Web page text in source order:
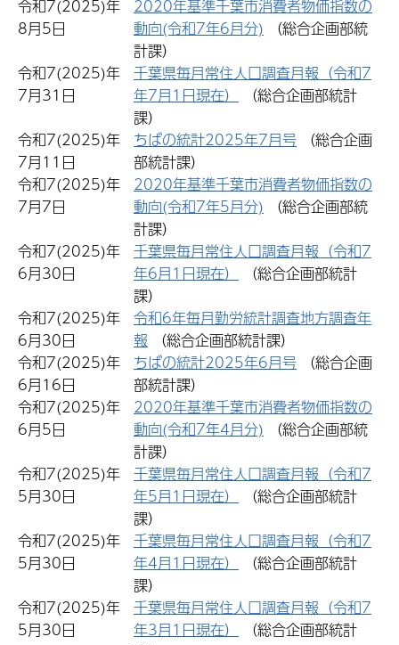
令和7(2025)年
8月5日
2020年基準千葉市消費者物価指数の
動向(令和7年6月分)
計課）
令和7(2025)年
7月31日
千葉県毎月常住人口調査月報（令和7
年7月1日現在）
課）
令和7(2025)年
7月11日
ちばの統計2025年7月号
部統計課）
令和7(2025)年
7月7日
2020年基準千葉市消費者物価指数の
動向(令和7年5月分)
計課）
令和7(2025)年
6月30日
千葉県毎月常住人口調査月報（令和7
年6月1日現在）
課）
令和7(2025)年
6月30日
令和6年毎月勤労統計調査地方調査年
報
（総合企画部統計課）
令和7(2025)年
6月16日
ちばの統計2025年6月号
部統計課）
令和7(2025)年
6月5日
2020年基準千葉市消費者物価指数の
動向(令和7年4月分)
計課）
令和7(2025)年
5月30日
千葉県毎月常住人口調査月報（令和7
年5月1日現在）
課）
令和7(2025)年
5月30日
千葉県毎月常住人口調査月報（令和7
年4月1日現在）
課）
令和7(2025)年
5月30日
千葉県毎月常住人口調査月報（令和7
年3月1日現在）